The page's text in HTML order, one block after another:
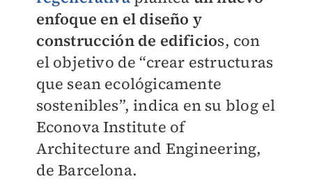
enfoque en el diseño y
construcción de edificios, con
el objetivo de “crear estructuras
que sean ecológicamente
sostenibles”, indica en su blog el
Econova Institute of
Architecture and Engineering,
de Barcelona.